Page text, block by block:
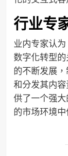
行业专
业内专家认
数字化转型
的不断发展
和分发其内
供了一个强
的市场环境中